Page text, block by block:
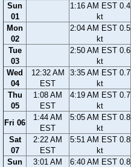
Sun
01
1:16 AM EST 0.4
kt
Mon
02
2:04 AM EST 0.5
kt
Tue
03
2:50 AM EST 0.6
kt
Wed
04
12:32 AM
EST
3:35 AM EST 0.7
kt
Thu
05
1:08 AM
EST
4:19 AM EST 0.7
kt
Fri 06
1:44 AM
EST
5:05 AM EST 0.8
kt
Sat
07
2:22 AM
EST
5:51 AM EST 0.8
kt
Sun
3:01 AM
6:40 AM EST 0.8